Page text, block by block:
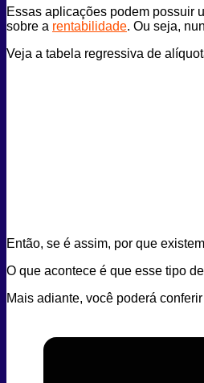
Essas aplicações podem possuir
sobre a rentabilidade. Ou seja,
Veja a tabela regressiva de
Então, se é assim, por que
O que acontece é que esse tipo
Mais adiante, você poderá